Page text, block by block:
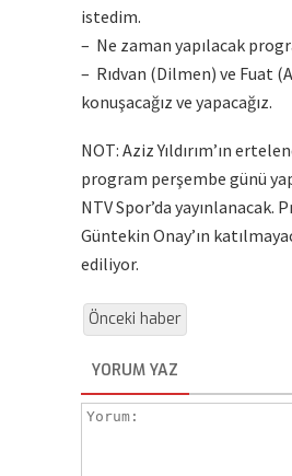
istedim.
– Ne zaman yapılacak
– Rıdvan (Dilmen) ve Fuat
konuşacağız ve yapacağız.
NOT: Aziz Yıldırım’ın
program perşembe günü
NTV Spor’da yayınlanacak.
Güntekin Onay’ın
ediliyor.
Önceki haber
YORUM YAZ